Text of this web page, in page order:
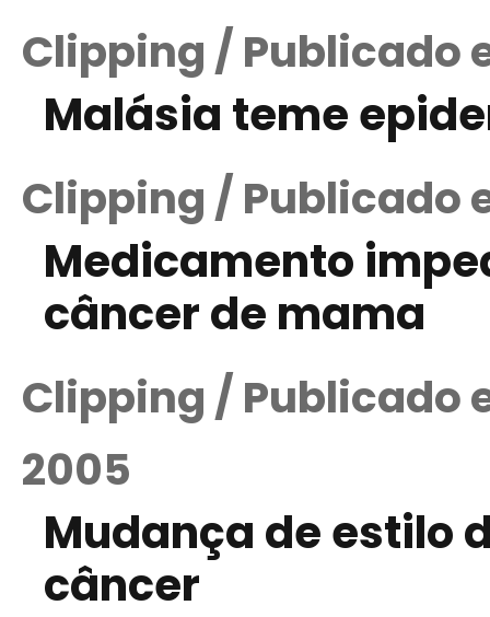
Clipping / Publicado
Malásia teme
Clipping / Publicado
Medicamento
câncer de mama
Clipping / Publicado
2005
Mudança de estilo
câncer